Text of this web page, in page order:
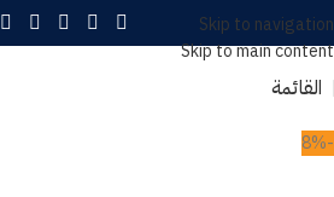
Skip to navigation
Skip to main content
القائمة
-8%